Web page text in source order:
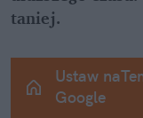
taniej.
Ustaw
Google